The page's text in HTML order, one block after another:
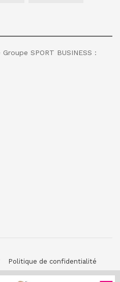
SPORT BUSINESS :
Politique de confidentialité